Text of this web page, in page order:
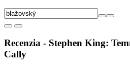
Recenzia - Stephen King:
Cally